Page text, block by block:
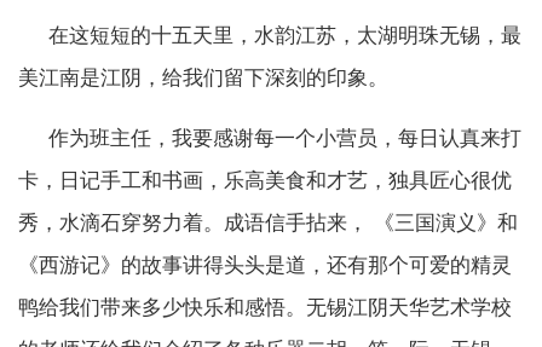
在这短短的十五天里，水韵江苏，太湖明珠无锡，最
美江南是江阴，给我们留下深刻的印象。
作为班主任，我要感谢每一个小营员，每日认真来打
卡，日记手工和书画，乐高美食和才艺，独具匠心很优
秀，水滴石穿努力着。成语信手拈来， 《三国演义》和
《西游记》的故事讲得头头是道，还有那个可爱的精灵
鸭给我们带来多少快乐和感悟。无锡江阴天华艺术学校